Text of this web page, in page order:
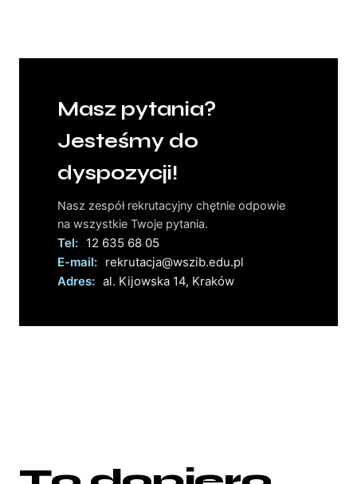
Masz pytania?
Jesteśmy do
dyspozycji!
Nasz zespół rekrutacyjny chętnie odpowie
na wszystkie Twoje pytania.
Tel: 12 635 68 05
E-mail: rekrutacja@wszib.edu.pl
Adres: al. Kijowska 14, Kraków